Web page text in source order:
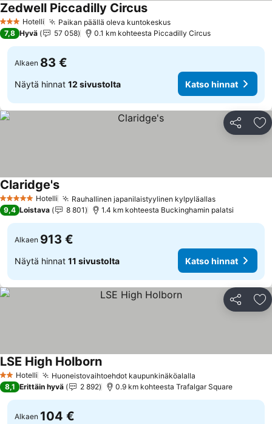
3 Tähtiluokitus
Hotelli Paikan päällä oleva kuntokeskusKatso hinnat
Zedwell Piccadilly CircusKatso hinnat
7,8 Hyvä 57 058 0.1 km kohteesta Piccadilly Circus
Alkaen 83 €
Näytä hinnat 12 sivustolta Katso hinnat
Jaa
5 Tähtiluokitus
Hotelli Rauhallinen japanilaistyylinen kylpyläallasKatso hinnat
Claridge'sKatso hinnat
9,4 Loistava 8 801 1.4 km kohteesta Buckinghamin palatsi
Alkaen 913 €
Näytä hinnat 11 sivustolta Katso hinnat
Jaa
2 Tähtiluokitus
Hotelli Huoneistovaihtoehdot kaupunkinäköalalla
LSE High HolbornKatso hinnat
8,1 Erittäin hyvä 2 892 0.9 km kohteesta Trafalgar Square
Alkaen 104 €